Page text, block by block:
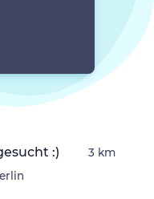
:) 3 km